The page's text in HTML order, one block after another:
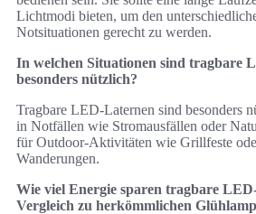
Lichtmodi bieten, um den
Notsituationen gerecht zu werden.
In welchen Situationen sind tragbare
besonders nützlich?
Tragbare LED-Laternen sind besonders
in Notfällen wie Stromausfällen oder
für Outdoor-Aktivitäten wie Grillfeste
Wanderungen.
Wie viel Energie sparen tragbare
Vergleich zu herkömmlichen